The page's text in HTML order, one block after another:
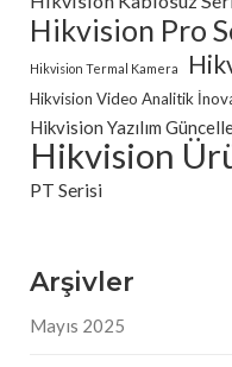
Hikvision Pro
Hikvision Termal Kamera
Hikvision Video Analitik
Hikvision Yazılım
Hikvision
PT Serisi
Arşivler
Mayıs 2025